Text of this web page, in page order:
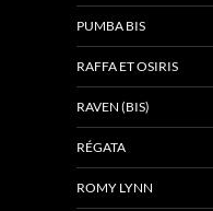
PUMBA BIS
RAFFA ET OSIRIS
RAVEN (BIS)
RÉGATA
ROMY LYNN